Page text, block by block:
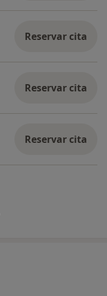
Reservar cita
Reservar cita
Reservar cita